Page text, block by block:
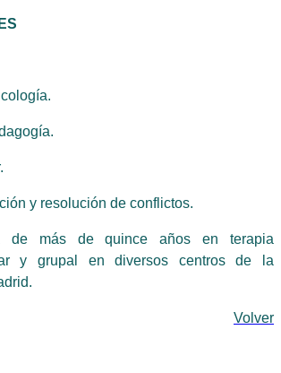
y resolución de conflictos.
de más de quince años en terapia
y grupal en diversos centros de la
Volver